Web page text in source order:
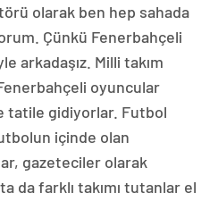
olarak ben hep sahada
Çünkü Fenerbahçeli
arkadaşız. Milli takım
oyuncular
tatile gidiyorlar. Futbol
içinde olan
gazeteciler olarak
da farklı takımı tutanlar el